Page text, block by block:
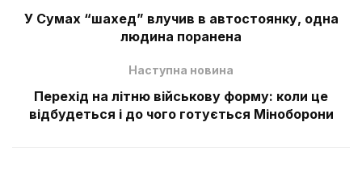
У Сумах “шахед” влучив в автостоянку, одна
людина поранена
Наступна новина
Перехід на літню військову форму: коли це
відбудеться і до чого готується Міноборони